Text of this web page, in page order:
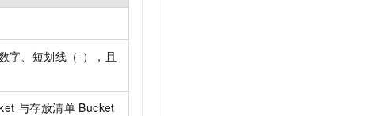
字、短划线（-），且
与存放清单 Bucket